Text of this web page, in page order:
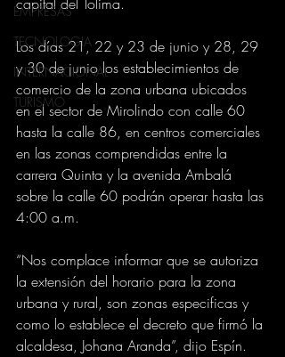
EMPRESAS
TECNOLOGIA
INTERNACIONAL
TURISMO
Los días 21, 22 y 23 de junio y 28, 29
y 30 de junio los establecimientos de
comercio de la zona urbana ubicados
en el sector de Mirolindo con calle 60
hasta la calle 86, en centros comerciales
en las zonas comprendidas entre la
carrera Quinta y la avenida Ambalá
sobre la calle 60 podrán operar hasta las
4:00 a.m.
“Nos complace informar que se autoriza
la extensión del horario para la zona
urbana y rural, son zonas especificas y
como lo establece el decreto que firmó la
alcaldesa, Johana Aranda”, dijo Espín.